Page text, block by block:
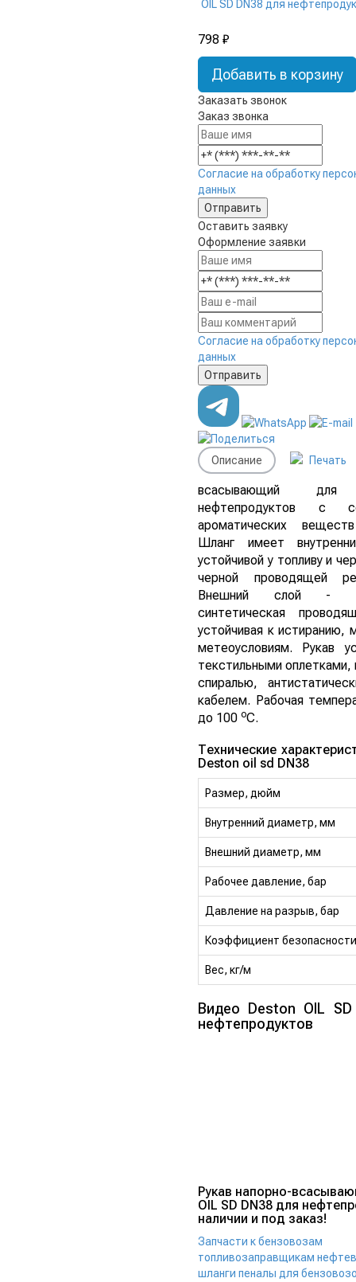
798 ₽
Добавить в корзину
Заказать звонок
Заказ звонка
Согласие на обработку
данных
Оставить заявку
Оформление заявки
Согласие на обработку
данных
Описание Печать
всасывающий для
нефтепродуктов с
ароматических
Шланг имеет
устойчивой у топливу и
черной проводящей
Внешний слой -
синтетическая
устойчивая к истиранию,
метеоусловиям. Рукав
текстильными оплетками,
спиралью,
кабелем. Рабочая
до 100 oC.
Технические
Deston oil sd DN38
Размер, дюйм
Внутренний диаметр, мм
Внешний диаметр, мм
Рабочее давление, бар
Давление на разрыв, бар
Коэффициент безопасности
Вес, кг/м
Видео Deston OIL
нефтепродуктов
Рукав напорно-
OIL SD DN38 для
наличии и под заказ!
Запчасти к бензовозам
топливозаправщикам
шланги пеналы для